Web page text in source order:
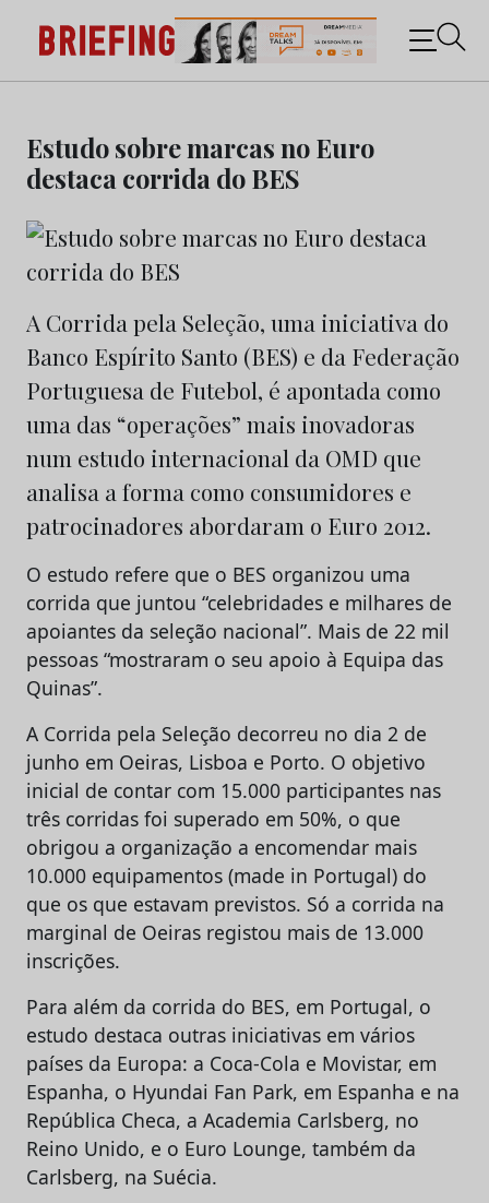
content
Briefing: Todas as notícias sobre os negócios do
Marketing e da Publicidade
Estudo sobre marcas no Euro
destaca corrida do BES
A Corrida pela Seleção, uma iniciativa do
Banco Espírito Santo (BES) e da Federação
Portuguesa de Futebol, é apontada como
uma das “operações” mais inovadoras
num estudo internacional da OMD que
analisa a forma como consumidores e
patrocinadores abordaram o Euro 2012.
O estudo refere que o BES organizou uma
corrida que juntou “celebridades e milhares de
apoiantes da seleção nacional”. Mais de 22 mil
pessoas “mostraram o seu apoio à Equipa das
Quinas”.
A Corrida pela Seleção decorreu no dia 2 de
junho em Oeiras, Lisboa e Porto. O objetivo
inicial de contar com 15.000 participantes nas
três corridas foi superado em 50%, o que
obrigou a organização a encomendar mais
10.000 equipamentos (made in Portugal) do
que os que estavam previstos. Só a corrida na
marginal de Oeiras registou mais de 13.000
inscrições.
Para além da corrida do BES, em Portugal, o
estudo destaca outras iniciativas em vários
países da Europa: a Coca-Cola e Movistar, em
Espanha, o Hyundai Fan Park, em Espanha e na
República Checa, a Academia Carlsberg, no
Reino Unido, e o Euro Lounge, também da
Carlsberg, na Suécia.